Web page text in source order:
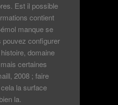
Est il possible
contient
manque se
pouvez configurer
domaine
certaines
2008 ; faire
la surface
la.